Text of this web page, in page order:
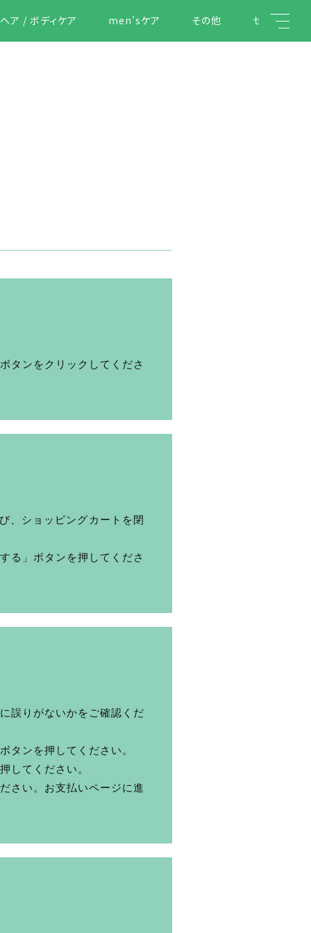
ヘア / ボディケア men'sケア その他 セール
タンをクリックしてくださ
、ショッピングカートを閉
る」ボタンを押してくださ
誤りがないかをご確認くだ
タンを押してください。
してください。
さい。お支払いページに進